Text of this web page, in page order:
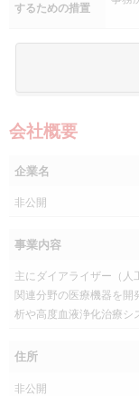
するための措置
会社概要
企業名
非公開
事業内容
主にダイアライザー（人
関連分野の医療機器を開
析や高度血液浄化治療シ
住所
非公開